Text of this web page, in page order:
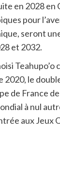
en 2028
pour
seront
et 2032.
Teahupo’o
le
de France
à nul
aux